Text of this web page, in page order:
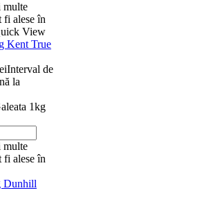
multe
alese în
View
Kent True
Interval de
la
1kg
multe
alese în